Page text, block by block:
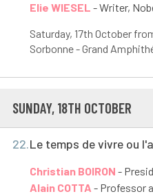
Elie WIESEL - Writer,
Saturday, 17th October
Sorbonne - Grand
SUNDAY, 18TH OCTOBER
22.Le temps de vivre ou
Christian BOIRON -
Alain COTTA - Professor